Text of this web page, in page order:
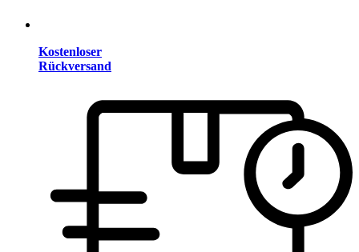
Kostenloser
Rückversand